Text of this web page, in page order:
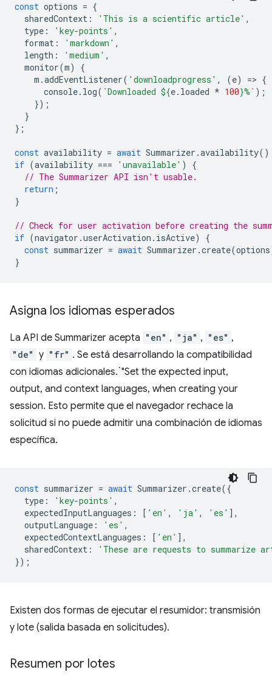
const options = {
sharedContext : 'This is a scientific article' ,
type : 'key-points' ,
format : 'markdown' ,
length : 'medium' ,
monitor(m)
{
m .addEventListener( 'downloadprogress' , (e) => {
console. log( `Downloaded ${e. loaded * 100}%` );
});
}
};
const availability = await Summarizer .availability
if (availability === 'unavailable' )
{
// The Summarizer API isn't usable.
return ;
}
// Check for user activation before creating the
if (navigator .userActivation . isActive)
{
const summarizer = await Summarizer .create(options
}
Asigna los idiomas esperados
La API de Summarizer acepta "en" , "ja" , "es" ,
"de" y "fr" . Se está desarrollando la compatibilidad
con idiomas adicionales.`"Set the expected input,
output, and context languages, when creating your
session. Esto permite que el navegador rechace la
solicitud si no puede admitir una combinación de idiomas
específica.
const summarizer = await Summarizer .create({
type : 'key-points' ,
expectedInputLanguages : [ 'en' , 'ja' , 'es' ],
outputLanguage : 'es' ,
expectedContextLanguages : [ 'en' ],
sharedContext :
'These are requests to summarize
});
Existen dos formas de ejecutar el resumidor: transmisión
y lote (salida basada en solicitudes).
Resumen por lotes